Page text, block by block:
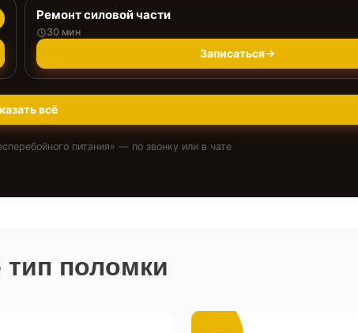
Ремонт силовой части
30 мин
Записаться
всё
питания» — по звонку или в чате
поломки